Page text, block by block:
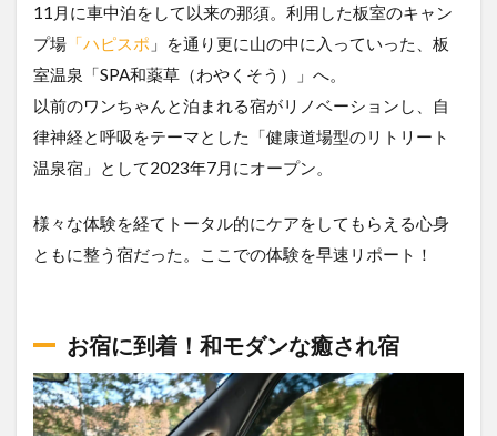
11月に車中泊をして以来の那須。利用した板室のキャン
プ場 「ハピスポ 」を通り更に山の中に入っていった、板
室温泉「SPA和薬草（わやくそう）」へ。
以前のワンちゃんと泊まれる宿がリノベーションし、自
律神経と呼吸をテーマとした「健康道場型のリトリート
温泉宿」として2023年7月にオープン。
様々な体験を経てトータル的にケアをしてもらえる心身
ともに整う宿だった。ここでの体験を早速リポート！
お宿に到着！和モダンな癒され宿